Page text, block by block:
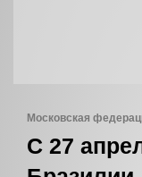
Московская
С 27